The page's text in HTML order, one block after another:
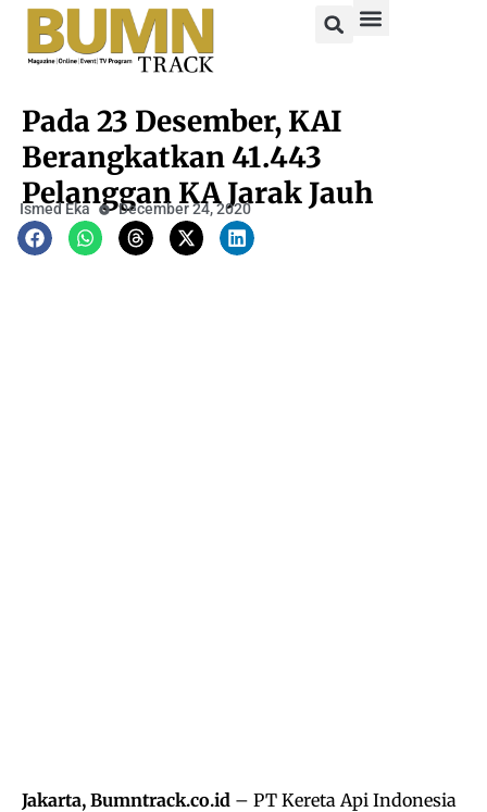
Pada 23 Desember, KAI
Berangkatkan 41.443
Pelanggan KA Jarak Jauh
Ismed Eka December 24, 2020
Jakarta, Bumntrack.co.id – PT Kereta Api Indonesia